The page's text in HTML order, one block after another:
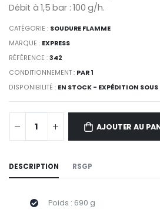
Débit à 1,5 bar : 100 g/h.
CATÉGORIE : SOUDURE FLAMME
MARQUE : EXPRESS
RÉFÉRENCE :342
CONDITIONNEMENT : PAR 1
DISPONIBILITÉ : EN STOCK - EXPÉDITION SOUS
AJOUTER AU
DESCRIPTION RSGP
Poids : 690 g